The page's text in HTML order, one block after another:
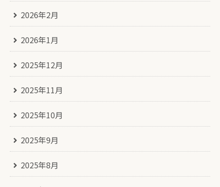
2026年2月
2026年1月
2025年12月
2025年11月
2025年10月
2025年9月
2025年8月